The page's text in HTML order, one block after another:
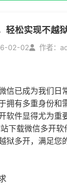
轻松实现不越
02-02 作者：
信已成为我们日
拥有多重身份和
软件显得尤为重
下载微信多开软
狱多开，满足您